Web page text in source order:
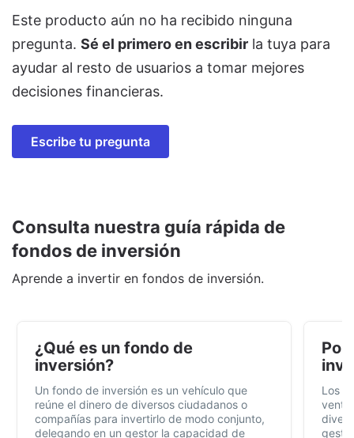
Este producto aún no ha recibido ninguna
pregunta. Sé el primero en escribir la tuya para
ayudar al resto de usuarios a tomar mejores
decisiones financieras.
Escribe tu pregunta
Consulta nuestra guía rápida de
fondos de inversión
Aprende a invertir en fondos de inversión.
¿Qué es un fondo de
inversión?
Un fondo de inversión es un vehículo que
reúne el dinero de diversos ciudadanos o
compañías para invertirlo de modo conjunto,
delegando en un gestor la capacidad de
Por
Los